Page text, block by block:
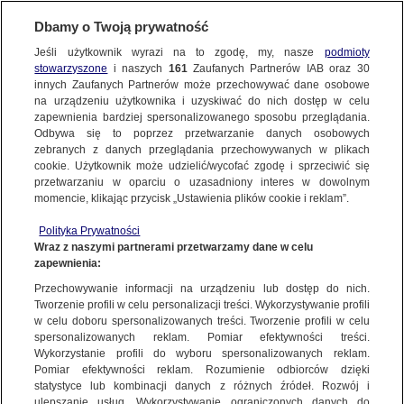
FAKTY | FAKTY PO POŁUDNIU
Trwa głosowanie na tytuł sportowca roku. Wśród nominowanych walczący
z nowotworem szermierz Michał Dąbrowski
Katarzyna Czupryńska-Chabros/Fakty po Południu TVN24
NAJNOWSZE
ZOBACZ FAKTY
FAKTY PO FAKTACH
FAKTY O ŚWIECIE
WIĘCEJ
KANAŁY
Dzień dobry!
Jedno konto do wszystkich usług
Dbamy o Twoją prywatność
Jeśli użytkownik wyrazi na to zgodę, my, nasze podmioty
stowarzyszone i naszych 161Zaufanych Partnerów IAB oraz 30
innych Zaufanych Partnerów może przechowywać dane osobowe
na urządzeniu użytkownika i uzyskiwać do nich dostęp w celu
zapewnienia bardziej spersonalizowanego sposobu przeglądania.
Odbywa się to poprzez przetwarzanie danych osobowych
zebranych z danych przeglądania przechowywanych w plikach
cookie. Użytkownik może udzielić/wycofać zgodę i sprzeciwić się
przetwarzaniu w oparciu o uzasadniony interes w dowolnym
momencie, klikając przycisk „Ustawienia plików cookie i reklam”.
Polityka Prywatności
Wraz z naszymi partnerami przetwarzamy dane w celu
zapewnienia:
Przechowywanie informacji na urządzeniu lub dostęp do nich.
Tworzenie profili w celu personalizacji treści. Wykorzystywanie profili
w celu doboru spersonalizowanych treści. Tworzenie profili w celu
spersonalizowanych reklam. Pomiar efektywności treści.
Wykorzystanie profili do wyboru spersonalizowanych reklam.
Pomiar efektywności reklam. Rozumienie odbiorców dzięki
statystyce lub kombinacji danych z różnych źródeł. Rozwój i